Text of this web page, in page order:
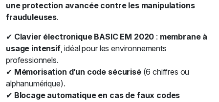
une protection avancée contre les manipulations
frauduleuses.
✔ Clavier électronique BASIC EM 2020 : membrane à
usage intensif, idéal pour les environnements
professionnels.
✔ Mémorisation d’un code sécurisé(6 chiffres ou
alphanumérique).
✔ Blocage automatique en cas de faux codes